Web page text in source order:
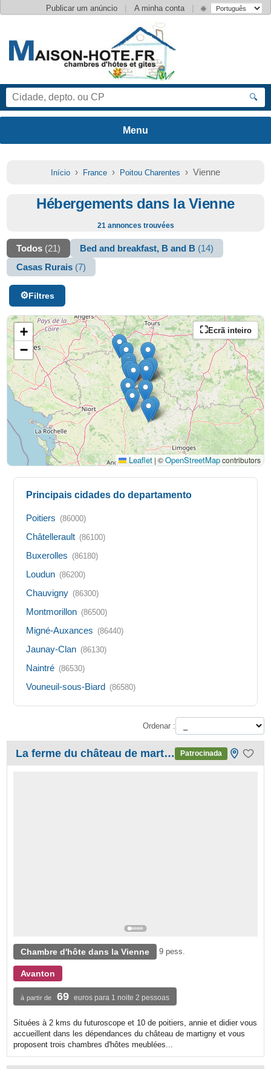
Publicar um anúncio | A minha conta | 🌐
🔍
Início › France › Poitou Charentes › Vienne
Hébergements dans la Vienne
21 annonces trouvées
Todos (21) Bed and breakfast, B and B (14)
Casas Rurais (7)
Filtres
Ecrã inteiro
+
−
Leaflet | ©OpenStreetMapcontributors
Principais cidades do departamento
Poitiers (86000)
Châtellerault (86100)
Buxerolles (86180)
Loudun (86200)
Chauvigny (86300)
Montmorillon (86500)
Migné-Auxances (86440)
Jaunay-Clan (86130)
Naintré (86530)
Vouneuil-sous-Biard (86580)
Ordenar :
La ferme du château de martigny Patrocinada
Chambre d'hôte dans la Vienne 9 pess.
Avanton
à partir de 69 euros para 1 noite 2 pessoas
Situées à 2 kms du futuroscope et 10 de poitiers, annie et didier vous
accueillent dans les dépendances du château de martigny et vous
proposent trois chambres d'hôtes meublées...